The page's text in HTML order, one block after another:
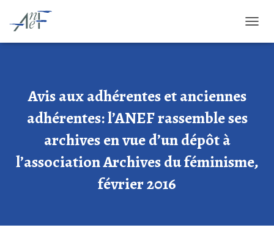
Avis aux adhérentes et anciennes
adhérentes: l’ANEF rassemble ses
archives en vue d’un dépôt à
l’association Archives du féminisme,
février 2016